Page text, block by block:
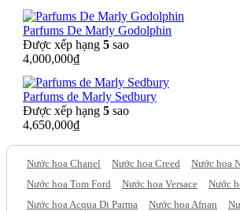
Parfums De Marly Godolphin
Được xếp hạng 5 sao
4,000,000₫
Parfums de Marly Sedbury
Được xếp hạng 5 sao
4,650,000₫
Nước hoa Chanel Nước hoa Creed
Nước hoa
Nước hoa Tom Ford
Nước hoa Versace
Nước
Nước hoa Acqua Di Parma
Nước hoa Afnan